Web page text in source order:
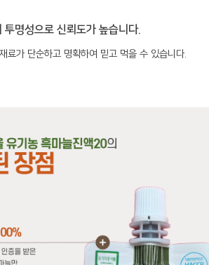
투명성으로 신뢰도가 높습니다.
료가 단순하고 명확하여 믿고 먹을 수 있습니다.